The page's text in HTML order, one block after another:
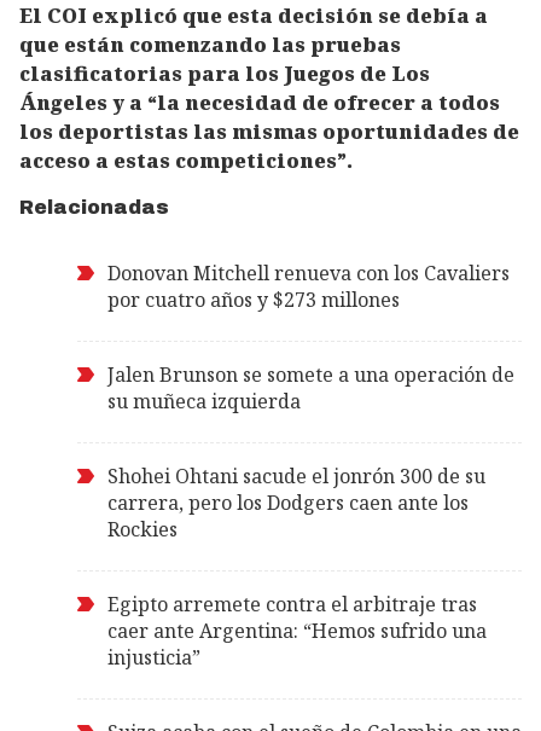
El COI explicó que esta decisión se debía a
que están comenzando las pruebas
clasificatorias para los Juegos de Los
Ángeles y a “la necesidad de ofrecer a todos
los deportistas las mismas oportunidades de
acceso a estas competiciones”.
Relacionadas
Donovan Mitchell renueva con los Cavaliers
por cuatro años y $273 millones
Jalen Brunson se somete a una operación de
su muñeca izquierda
Shohei Ohtani sacude el jonrón 300 de su
carrera, pero los Dodgers caen ante los
Rockies
Egipto arremete contra el arbitraje tras
caer ante Argentina: “Hemos sufrido una
injusticia”